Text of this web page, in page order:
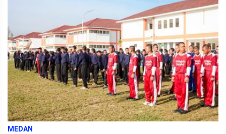
MEDAN